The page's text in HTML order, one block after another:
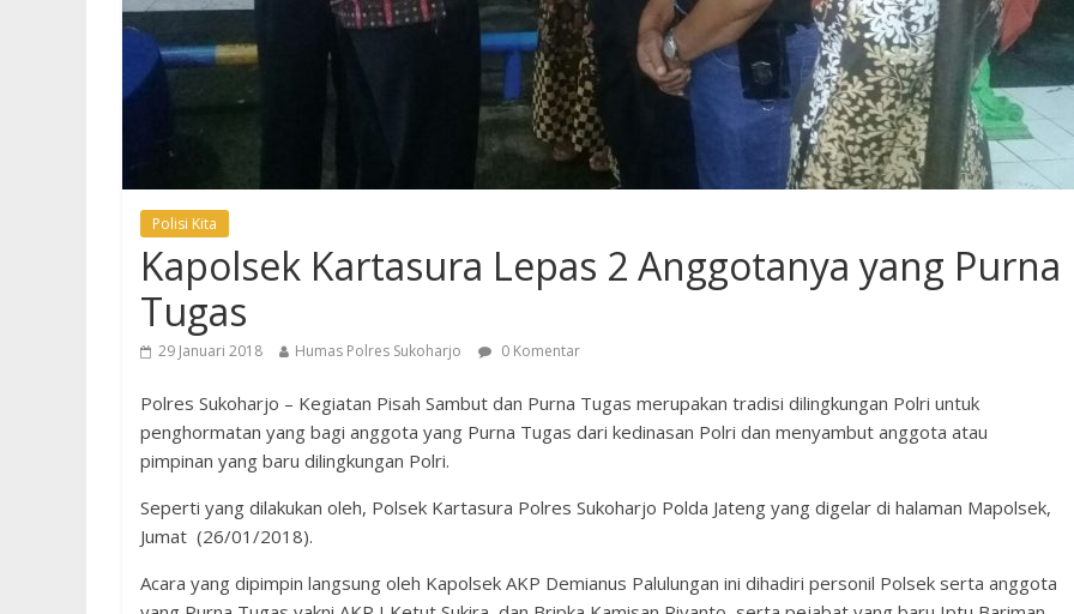
Polisi Kita
Kapolsek Kartasura Lepas 2 Anggotanya yang Purna
Tugas
29 Januari 2018 Humas Polres Sukoharjo 0 Komentar
Polres Sukoharjo – Kegiatan Pisah Sambut dan Purna Tugas merupakan tradisi dilingkungan Polri untuk
penghormatan yang bagi anggota yang Purna Tugas dari kedinasan Polri dan menyambut anggota atau
pimpinan yang baru dilingkungan Polri.
Seperti yang dilakukan oleh, Polsek Kartasura Polres Sukoharjo Polda Jateng yang digelar di halaman Mapolsek,
Jumat (26/01/2018).
Acara yang dipimpin langsung oleh Kapolsek AKP Demianus Palulungan ini dihadiri personil Polsek serta anggota